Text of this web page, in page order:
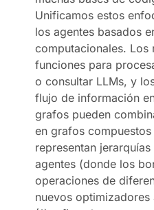
Unificamos estos
los agentes basados
computacionales. Los
funciones para
o consultar LLMs, y
flujo de información
grafos pueden
en grafos
representan
agentes (donde los
operaciones de
nuevos